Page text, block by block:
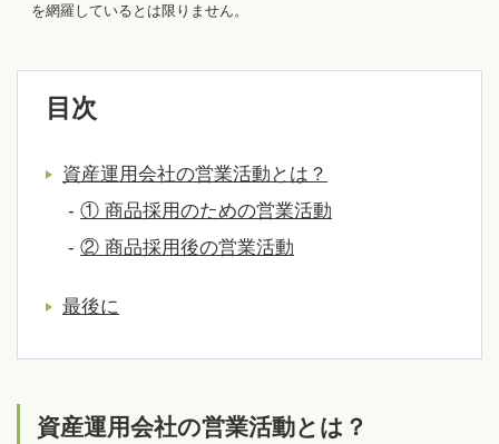
を網羅しているとは限りません。
目次
資産運用会社の営業活動とは？
- ① 商品採用のための営業活動
- ② 商品採用後の営業活動
最後に
資産運用会社の営業活動とは？